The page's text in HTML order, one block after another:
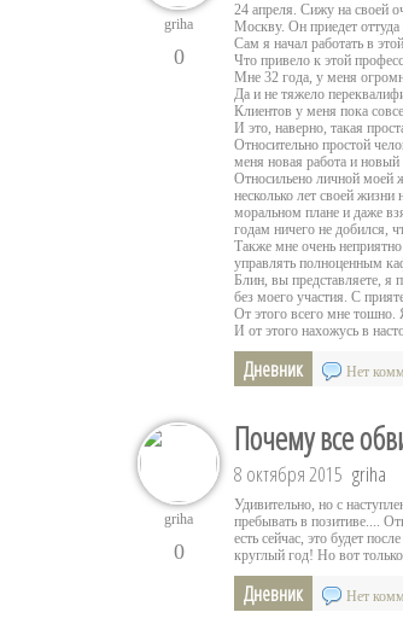
griha
0
24 апреля. Сижу на своей
Москву. Он приедет
Сам я начал работать в
Что привело к этой
Мне 32 года, у меня
Да и не тяжело
Клиентов у меня пока
И это, наверно, такая
Относительно простой
меня новая работа и
Относильено личной моей
несколько лет своей
моральном плане и даже
годам ничего не добился,
Также мне очень
управлять полноценным
Блин, вы представляете, я
без моего участия. С
От этого всего мне тошно.
И от этого нахожусь в
Дневник Нет
griha
0
Почему все
8 октября 2015 griha
Удивительно, но с
пребывать в позитиве....
есть сейчас, это будет
круглый год! Но вот
Дневник Нет